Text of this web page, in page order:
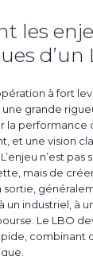
les
d’un
à fort
une grande
la performance
et une vision
n’est
mais de
sortie,
un industriel, à
Le LBO
, combinant